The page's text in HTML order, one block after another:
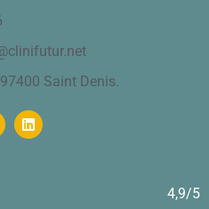
Saint Denis.
4,9/5